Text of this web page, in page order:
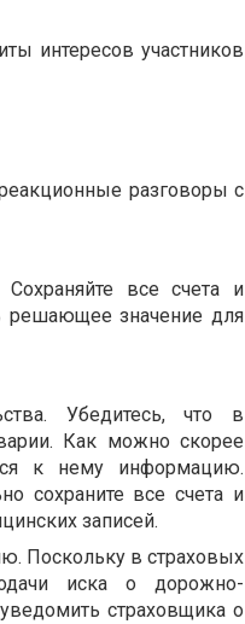
интересов участников
разговоры с
все счета и
решающее значение для
Убедитесь, что в
Как можно скорее
к нему информацию.
сохраните все счета и
записей.
Поскольку в страховых
иска о дорожно-
страховщика о